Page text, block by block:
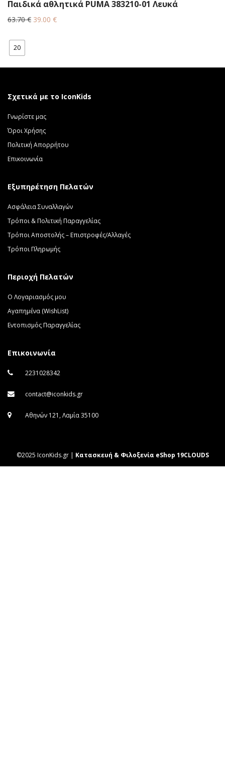
Παιδικά αθλητικά PUMA 383210-01 Λευκά
63.70€ Original
39.00 €Η
20
Σχετικά με το IconKids
Γνωρίστε μας
Όροι Χρήσης
Πολιτική Απορρήτου
Επικοινωνία
Εξυπηρέτηση Πελατών
Ασφάλεια Συναλλαγών
Τρόποι & Πολιτική Παραγγελίας
Τρόποι Αποστολής – Επιστροφές/Αλλαγές
Τρόποι Πληρωμής
Περιοχή Πελατών
Ο Λογαριασμός μου
Αγαπημένα (WishList)
Εντοπισμός Παραγγελίας
Επικοινωνία
2231028342
contact@iconkids.gr
Αθηνών 121, Λαμία 35100
©2025 IconKids.gr | Κατασκευή & Φιλοξενία eShop 19CLOUDS